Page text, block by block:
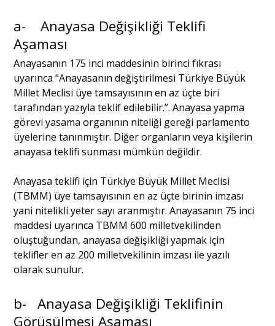
a- Anayasa Değişikliği Teklifi
Aşaması
Anayasanın 175 inci maddesinin birinci fıkrası
uyarınca “Anayasanın değiştirilmesi Türkiye Büyük
Millet Meclisi üye tamsayısının en az üçte biri
tarafından yazıyla teklif edilebilir.”. Anayasa yapma
görevi yasama organının niteliği gereği parlamento
üyelerine tanınmıştır. Diğer organların veya kişilerin
anayasa teklifi sunması mümkün değildir.
Anayasa teklifi için Türkiye Büyük Millet Meclisi
(TBMM) üye tamsayısının en az üçte birinin imzası
yani nitelikli yeter sayı aranmıştır. Anayasanın 75 inci
maddesi uyarınca TBMM 600 milletvekilinden
oluştuğundan, anayasa değişikliği yapmak için
teklifler en az 200 milletvekilinin imzası ile yazılı
olarak sunulur.
b- Anayasa Değişikliği Teklifinin
Görüşülmesi Aşaması